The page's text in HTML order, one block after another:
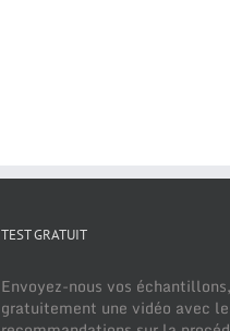
TEST GRATUIT
Envoyez-nous vos
gratuitement une vidéo avec